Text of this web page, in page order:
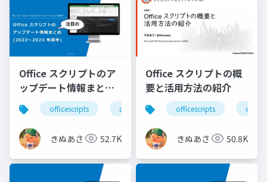
Office スクリプトのア
ップデート情報まとめ
(2022～2023 年前半)
officescripts officeスクリプト m365dev
きぬあさ 52.7K
Office スクリプトの概
要と活用方法の紹介
officescripts office
きぬあさ 50.8K